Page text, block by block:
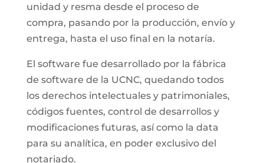
unidad y resma desde el proceso de
compra, pasando por la producción, envío y
entrega, hasta el uso final en la notaría.
El software fue desarrollado por la fábrica
de software de la UCNC, quedando todos
los derechos intelectuales y patrimoniales,
códigos fuentes, control de desarrollos y
modificaciones futuras, así como la data
para su analítica, en poder exclusivo del
notariado.